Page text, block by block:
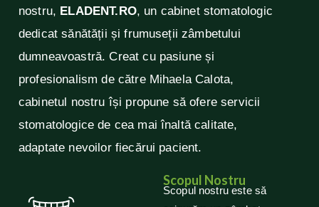
nostru, ELADENT.RO, un cabinet stomatologic
dedicat sănătății și frumuseții zâmbetului
dumneavoastră. Creat cu pasiune și
profesionalism de către Mihaela Calota,
cabinetul nostru își propune să ofere servicii
stomatologice de cea mai înaltă calitate,
adaptate nevoilor fiecărui pacient.
Scopul Nostru
Scopul nostru este să